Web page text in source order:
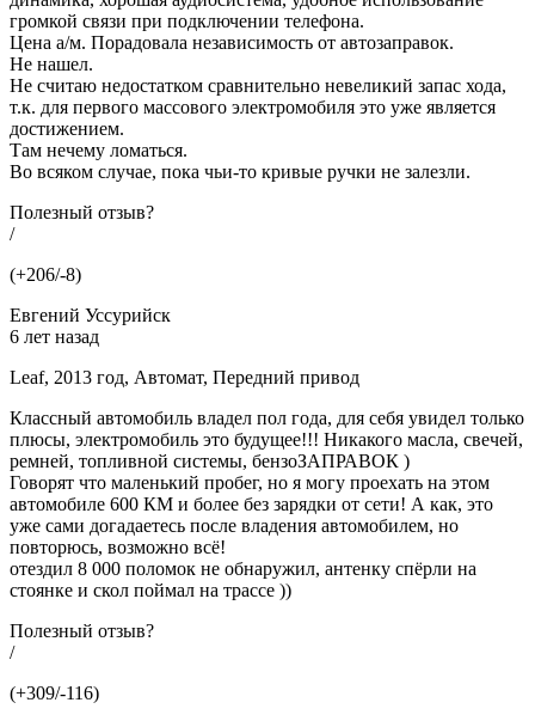
громкой связи при подключении телефона.
Цена а/м. Порадовала независимость от автозаправок.
Не нашел.
Не считаю недостатком сравнительно невеликий запас хода,
т.к. для первого массового электромобиля это уже является
достижением.
Там нечему ломаться.
Во всяком случае, пока чьи-то кривые ручки не залезли.
Полезный отзыв?
/
(+206/-8)
Евгений Уссурийск
6 лет назад
Leaf, 2013 год, Автомат, Передний привод
Классный автомобиль владел пол года, для себя увидел только
плюсы, электромобиль это будущее!!! Никакого масла, свечей,
ремней, топливной системы, бензоЗАПРАВОК )
Говорят что маленький пробег, но я могу проехать на этом
автомобиле 600 КМ и более без зарядки от сети! А как, это
уже сами догадаетесь после владения автомобилем, но
повторюсь, возможно всё!
отездил 8 000 поломок не обнаружил, антенку спёрли на
стоянке и скол поймал на трассе ))
Полезный отзыв?
/
(+309/-116)